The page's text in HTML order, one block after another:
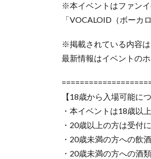
※本イベントはファン
「VOCALOID（ボーカ
※掲載されている内容
最新情報はイベントの
【18歳から入場可能につ
・本イベントは18歳以
・20歳以上の方は受付
・20歳未満の方への飲
・20歳未満の方への酒